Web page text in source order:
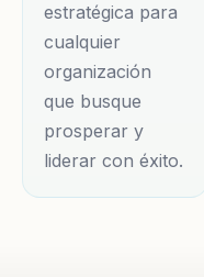
estratégica para
cualquier
organización
que busque
prosperar y
liderar con éxito.